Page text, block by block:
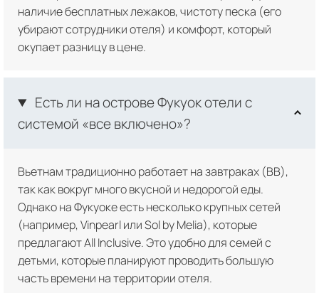
наличие бесплатных лежаков, чистоту песка (его
убирают сотрудники отеля) и комфорт, который
окупает разницу в цене.
Есть ли на острове Фукуок отели с
системой «все включено»?
Вьетнам традиционно работает на завтраках (BB),
так как вокруг много вкусной и недорогой еды.
Однако на Фукуоке есть несколько крупных сетей
(например, Vinpearl или Sol by Melia), которые
предлагают All Inclusive. Это удобно для семей с
детьми, которые планируют проводить большую
часть времени на территории отеля.